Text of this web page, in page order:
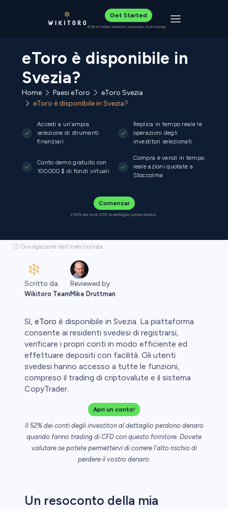
Get Started
61% of retail investor accounts lose money Toggle
eToro è disponibile in
Svezia?
Home Paesi eToro
eToro Svezia
eToro è disponibile in Svezia?
Accedi a un’ampia
selezione di strumenti
finanziari
Replica in tempo reale le
operazioni degli
investitori selezionati
Conto demo gratuito con
100.000 $ di fondi virtuali
Compra e vendi in tempo
reale azioni quotate a
Stoccolma
Comenzar
Il 52% dei conti CFD al dettaglio perde denaro.
ⓘ Divulgazione dell'inserzionista
Scritto da
Wikitoro Team
Reviewed by
Mike Druttman
Sì, eToro è disponibile in Svezia. La piattaforma
consente ai residenti svedesi di registrarsi,
verificare i propri conti in modo efficiente ed
effettuare depositi con facilità. Gli utenti
svedesi hanno accesso a tutte le funzioni,
compreso il trading di criptovalute e il sistema
CopyTrader.
Apri un conto!
Il 52% dei conti degli investitori al dettaglio perdono denaro
quando fanno trading di CFD con questo fornitore. Dovete
valutare se potete permettervi di correre l'alto rischio di
perdere il vostro denaro.
Un resoconto della mia